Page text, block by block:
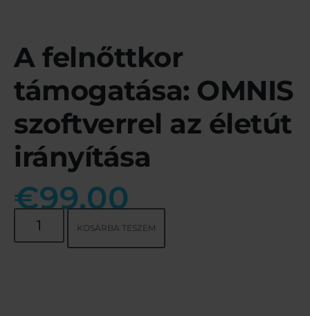
A felnőttkor
támogatása: OMNIS
szoftverrel az életút
irányítása
€99.00
KOSÁRBA TESZEM